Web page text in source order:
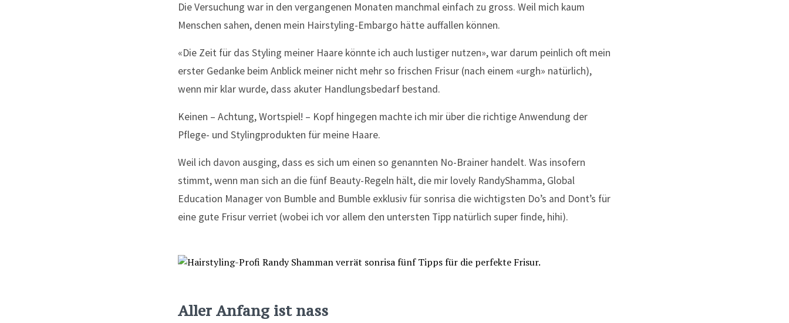
Die Versuchung war in den vergangenen Monaten manchmal einfach zu gross. Weil mich kaum
Menschen sahen, denen mein Hairstyling-Embargo hätte auffallen können.
«Die Zeit für das Styling meiner Haare könnte ich auch lustiger nutzen», war darum peinlich oft mein
erster Gedanke beim Anblick meiner nicht mehr so frischen Frisur (nach einem «urgh» natürlich),
wenn mir klar wurde, dass akuter Handlungsbedarf bestand.
Keinen – Achtung, Wortspiel! – Kopf hingegen machte ich mir über die richtige Anwendung der
Pflege- und Stylingprodukten für meine Haare.
Weil ich davon ausging, dass es sich um einen so genannten No-Brainer handelt. Was insofern
stimmt, wenn man sich an die fünf Beauty-Regeln hält, die mir lovely RandyShamma, Global
Education Manager von Bumble and Bumble exklusiv für sonrisa die wichtigsten Do’s and Dont’s für
eine gute Frisur verriet (wobei ich vor allem den untersten Tipp natürlich super finde, hihi).
Aller Anfang ist nass